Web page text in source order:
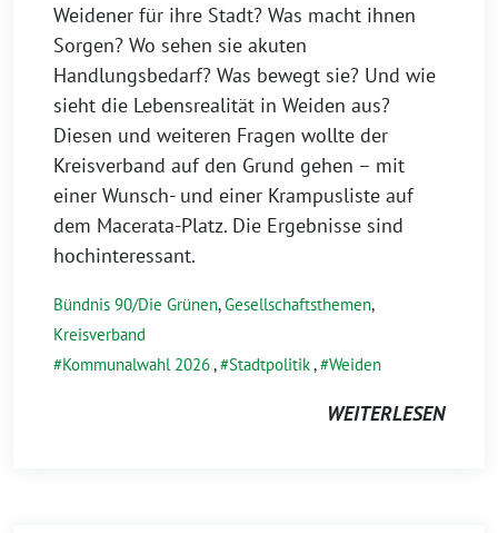
Weidener für ihre Stadt? Was macht ihnen
Sorgen? Wo sehen sie akuten
Handlungsbedarf? Was bewegt sie? Und wie
sieht die Lebensrealität in Weiden aus?
Diesen und weiteren Fragen wollte der
Kreisverband auf den Grund gehen – mit
einer Wunsch- und einer Krampusliste auf
dem Macerata-Platz. Die Ergebnisse sind
hochinteressant.
Bündnis 90/Die Grünen,Gesellschaftsthemen,
Kreisverband
Kommunalwahl 2026, Stadtpolitik, Weiden
WEITERLESEN